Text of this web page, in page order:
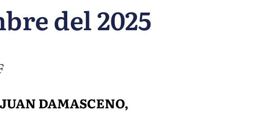
del 2025
DAMASCENO,